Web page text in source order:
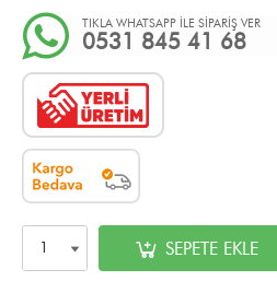
TIKLA WHATSAPP İLE SİPARİŞ VER
0531 845 41 68
SEPETE EKLE